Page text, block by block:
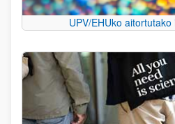
UPV/EHUko